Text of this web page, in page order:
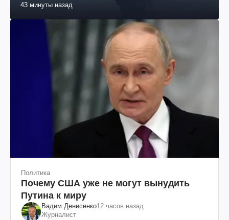
43 минуты назад
Политика
Почему США уже не могут вынудить
Путина к миру
Вадим Денисенко12 часов назад
Журналист